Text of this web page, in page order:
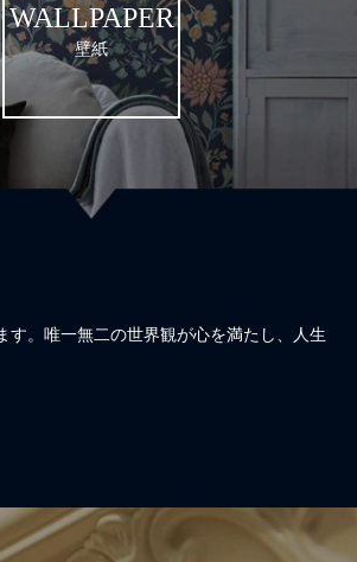
WALLPAPER
壁紙
す。唯一無二の世界観が心を満たし、人生